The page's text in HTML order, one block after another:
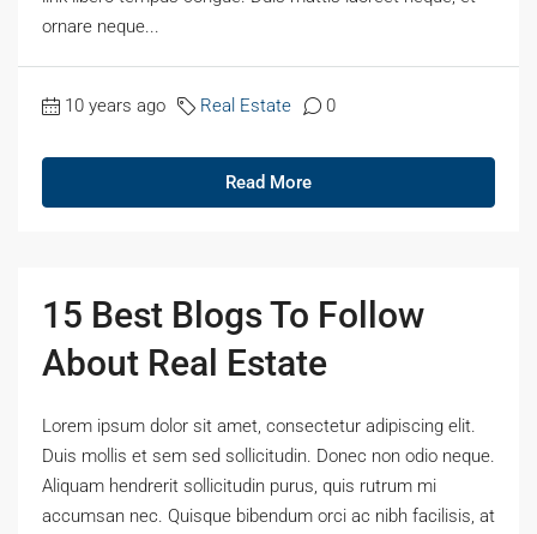
ornare neque...
10 years ago Real Estate 0
Read More
15 Best Blogs To Follow
About Real Estate
Lorem ipsum dolor sit amet, consectetur adipiscing elit.
Duis mollis et sem sed sollicitudin. Donec non odio neque.
Aliquam hendrerit sollicitudin purus, quis rutrum mi
accumsan nec. Quisque bibendum orci ac nibh facilisis, at